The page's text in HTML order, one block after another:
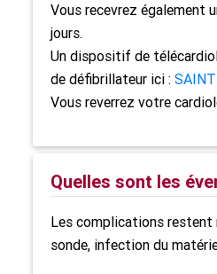
Vous recevrez également
jours.
Un dispositif de
de défibrillateur ici :
Vous reverrez votre
Quelles sont les
Les complications restent
sonde, infection du